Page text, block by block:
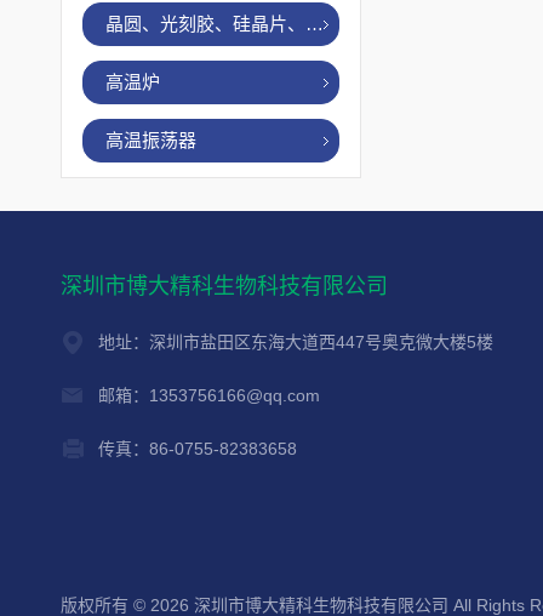
晶圆、光刻胶、硅晶片、烤胶机
高温炉
高温振荡器
深圳市博大精科生物科技有限公司
地址：深圳市盐田区东海大道西447号奥克微大楼5楼
邮箱：1353756166@qq.com
传真：86-0755-82383658
版权所有 © 2026 深圳市博大精科生物科技有限公司 All Rights